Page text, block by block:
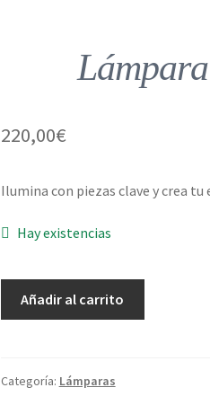
220,00€
Ilumina con piezas clave y crea
Hay existencias
cantidad
Añadir al carrito
Categoría: Lámparas